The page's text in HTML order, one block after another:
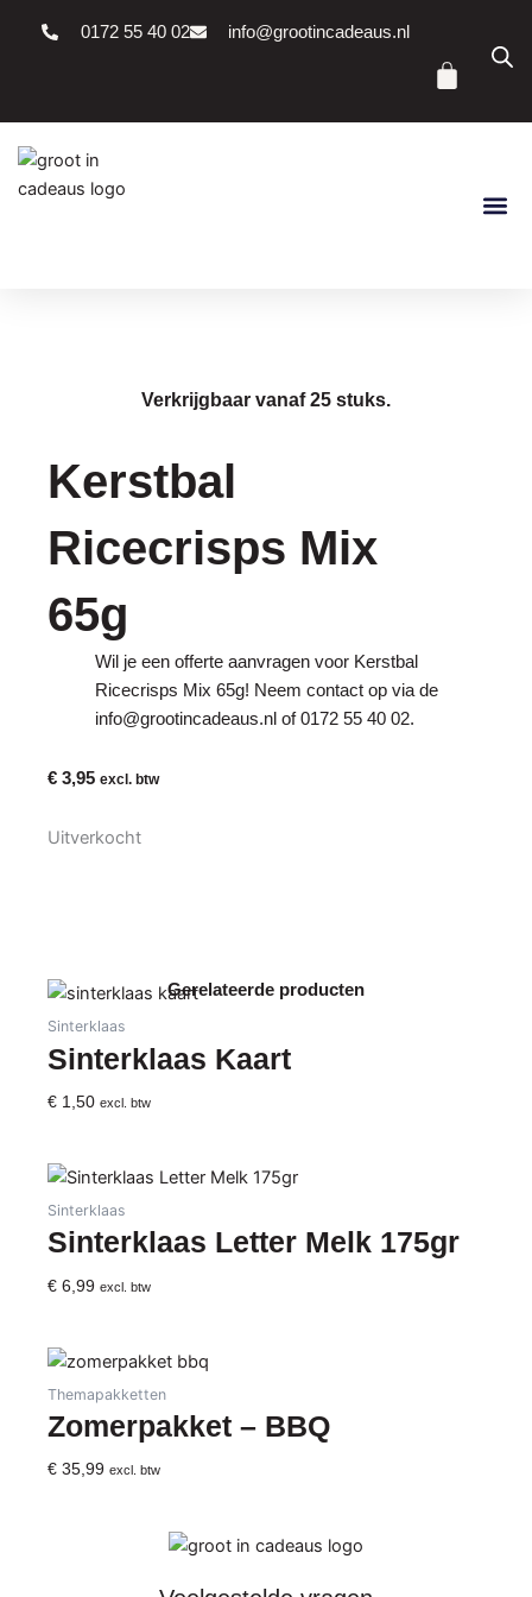
0172 55 40 02 info@grootincadeaus.nl
Kerstbal
Ricecrisps Mix
65g
Wil je een offerte aanvragen voor Kerstbal
Ricecrisps Mix 65g! Neem contact op via de
info@grootincadeaus.nl of0172 55 40 02.
€ 3,95 excl. btw
Uitverkocht
Verkrijgbaar vanaf 25 stuks.
Gerelateerde producten
Sinterklaas
Sinterklaas Kaart
€ 1,50 excl. btw
Sinterklaas
Sinterklaas Letter Melk 175gr
€ 6,99 excl. btw
Themapakketten
Zomerpakket – BBQ
€ 35,99 excl. btw